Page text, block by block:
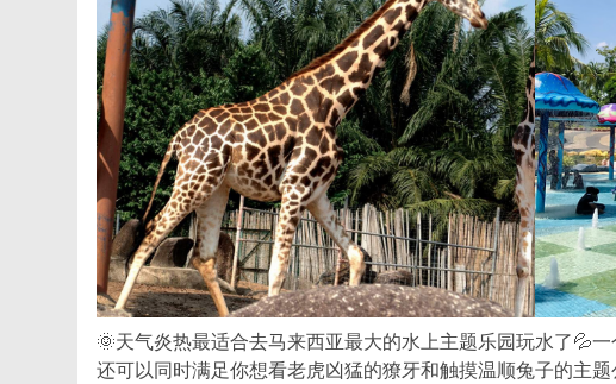
🌞天气炎热最适合去马来西亚最大的水上主题乐园玩水了💦
还可以同时满足你想看老虎凶猛的獠牙和触摸温顺兔子的主题